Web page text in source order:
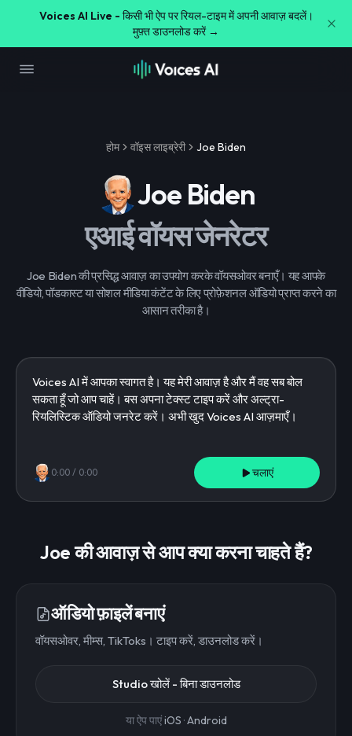
Voices AI Live - किसी भी ऐप पर रियल-टाइम में अपनी आवाज़ बदलें।
मुफ़्त डाउनलोड करें →
होम वॉइस लाइब्रेरी Joe Biden
Joe Biden
एआई वॉयस जेनरेटर
Joe Biden की प्रसिद्ध आवाज़ का उपयोग करके वॉयसओवर बनाएँ। यह आपके
वीडियो, पॉडकास्ट या सोशल मीडिया कंटेंट के लिए प्रोफ़ेशनल ऑडियो प्राप्त करने का
आसान तरीका है।
0:00 / 0:00 चलाएं
Joe की आवाज़ से आप क्या करना चाहते हैं?
ऑडियो फ़ाइलें बनाएं
वॉयसओवर, मीम्स, TikToks। टाइप करें, डाउनलोड करें।
Studio खोलें - बिना डाउनलोड
या ऐप पाएंiOS ·Android